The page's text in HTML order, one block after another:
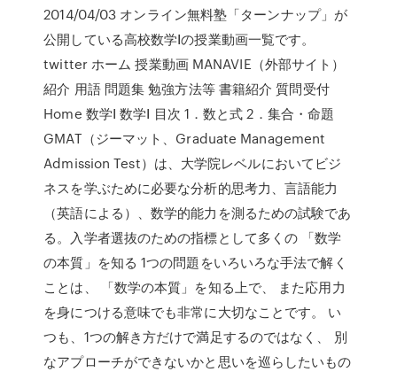
2014/04/03 オンライン無料塾「ターンナップ」が
公開している高校数学Ⅰの授業動画一覧です。
twitter ホーム 授業動画 MANAVIE（外部サイト）
紹介 用語 問題集 勉強方法等 書籍紹介 質問受付
Home 数学Ⅰ 数学Ⅰ 目次 1．数と式 2．集合・命題
GMAT（ジーマット、Graduate Management
Admission Test）は、大学院レベルにおいてビジ
ネスを学ぶために必要な分析的思考力、言語能力
（英語による）、数学的能力を測るための試験であ
る。入学者選抜のための指標として多くの 「数学
の本質」を知る 1つの問題をいろいろな手法で解く
ことは、 「数学の本質」を知る上で、 また応用力
を身につける意味でも非常に大切なことです。 い
つも、1つの解き方だけで満足するのではなく、 別
なアプローチができないかと思いを巡らしたいもの